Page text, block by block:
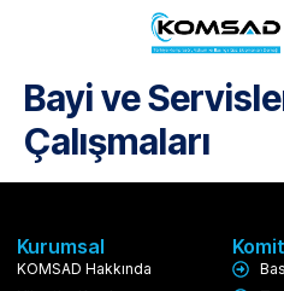
Bayi ve
Çalışmaları
Kurumsal
KOMSAD Hakkında